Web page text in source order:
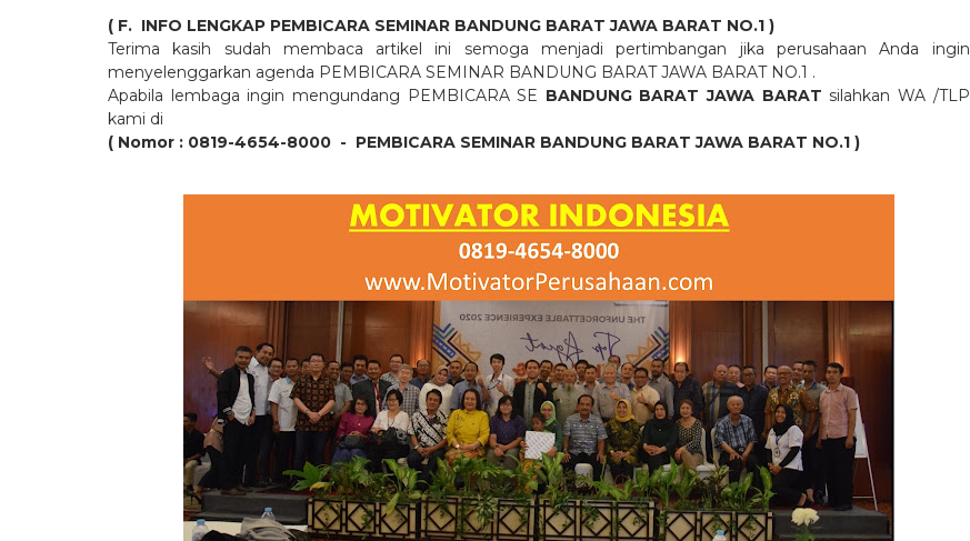
( F. INFO LENGKAP PEMBICARA SEMINAR BANDUNG BARAT JAWA BARAT NO.1 )
Terima kasih sudah membaca artikel ini semoga menjadi pertimbangan jika perusahaan Anda ingin
menyelenggarkan agenda PEMBICARA SEMINAR BANDUNG BARAT JAWA BARAT NO.1 .
Apabila lembaga ingin mengundang PEMBICARA SE BANDUNG BARAT JAWA BARAT silahkan WA /TLP
kami di
( Nomor : 0819-4654-8000 - PEMBICARA SEMINAR BANDUNG BARAT JAWA BARAT NO.1 )